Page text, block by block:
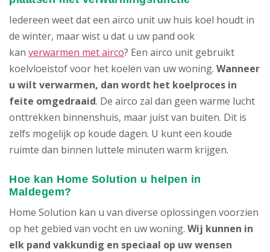
Iedereen weet dat een airco unit uw huis koel houdt in
de winter, maar wist u dat u uw pand ook
kan verwarmen met airco? Een airco unit gebruikt
koelvloeistof voor het koelen van uw woning. Wanneer
u wilt verwarmen, dan wordt het koelproces in
feite omgedraaid. De airco zal dan geen warme lucht
onttrekken binnenshuis, maar juist van buiten. Dit is
zelfs mogelijk op koude dagen. U kunt een koude
ruimte dan binnen luttele minuten warm krijgen.
Hoe kan Home Solution u helpen in
Maldegem?
Home Solution kan u van diverse oplossingen voorzien
op het gebied van vocht en uw woning. Wij kunnen in
elk pand vakkundig en speciaal op uw wensen